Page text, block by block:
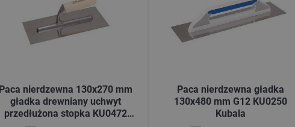
Paca nierdzewna 130x270 mm
gładka drewniany uchwyt
przedłużona stopka KU0472
Paca nierdzewna gładka
130x480 mm G12 KU0250
Kubala